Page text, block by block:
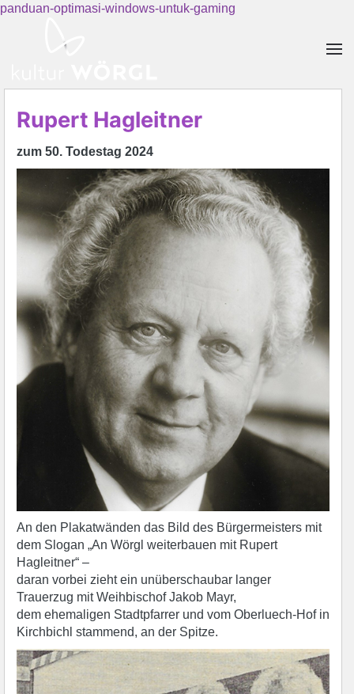
panduan-optimasi-windows-untuk-gaming
Rupert Hagleitner
zum 50. Todestag 2024
An den Plakatwänden das Bild des Bürgermeisters mit
dem Slogan „An Wörgl weiterbauen mit Rupert
Hagleitner“ –
daran vorbei zieht ein unüberschaubar langer
Trauerzug mit Weihbischof Jakob Mayr,
dem ehemaligen Stadtpfarrer und vom Oberluech-Hof in
Kirchbichl stammend, an der Spitze.